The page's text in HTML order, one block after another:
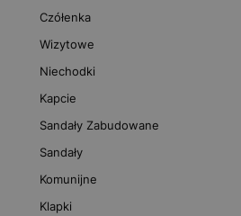
Czółenka
Wizytowe
Niechodki
Kapcie
Sandały Zabudowane
Sandały
Komunijne
Klapki